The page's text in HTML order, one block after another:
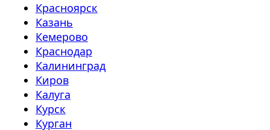
Красноярск
Казань
Кемерово
Краснодар
Калининград
Киров
Калуга
Курск
Курган